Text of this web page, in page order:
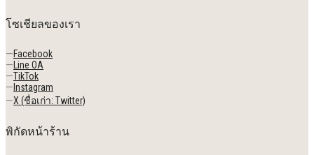
โซเชียลของเรา
—Facebook
— Line OA
—TikTok
— Instagram
—X (ชื่อเก่า: Twitter)
พิกัดหน้าร้าน